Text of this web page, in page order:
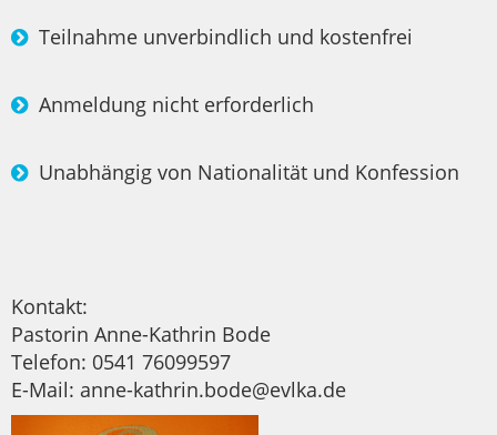
Teilnahme unverbindlich und kostenfrei
Anmeldung nicht erforderlich
Unabhängig von Nationalität und Konfession
Kontakt:
Pastorin Anne-Kathrin Bode
Telefon: 0541 76099597
E-Mail: anne-kathrin.bode@evlka.de